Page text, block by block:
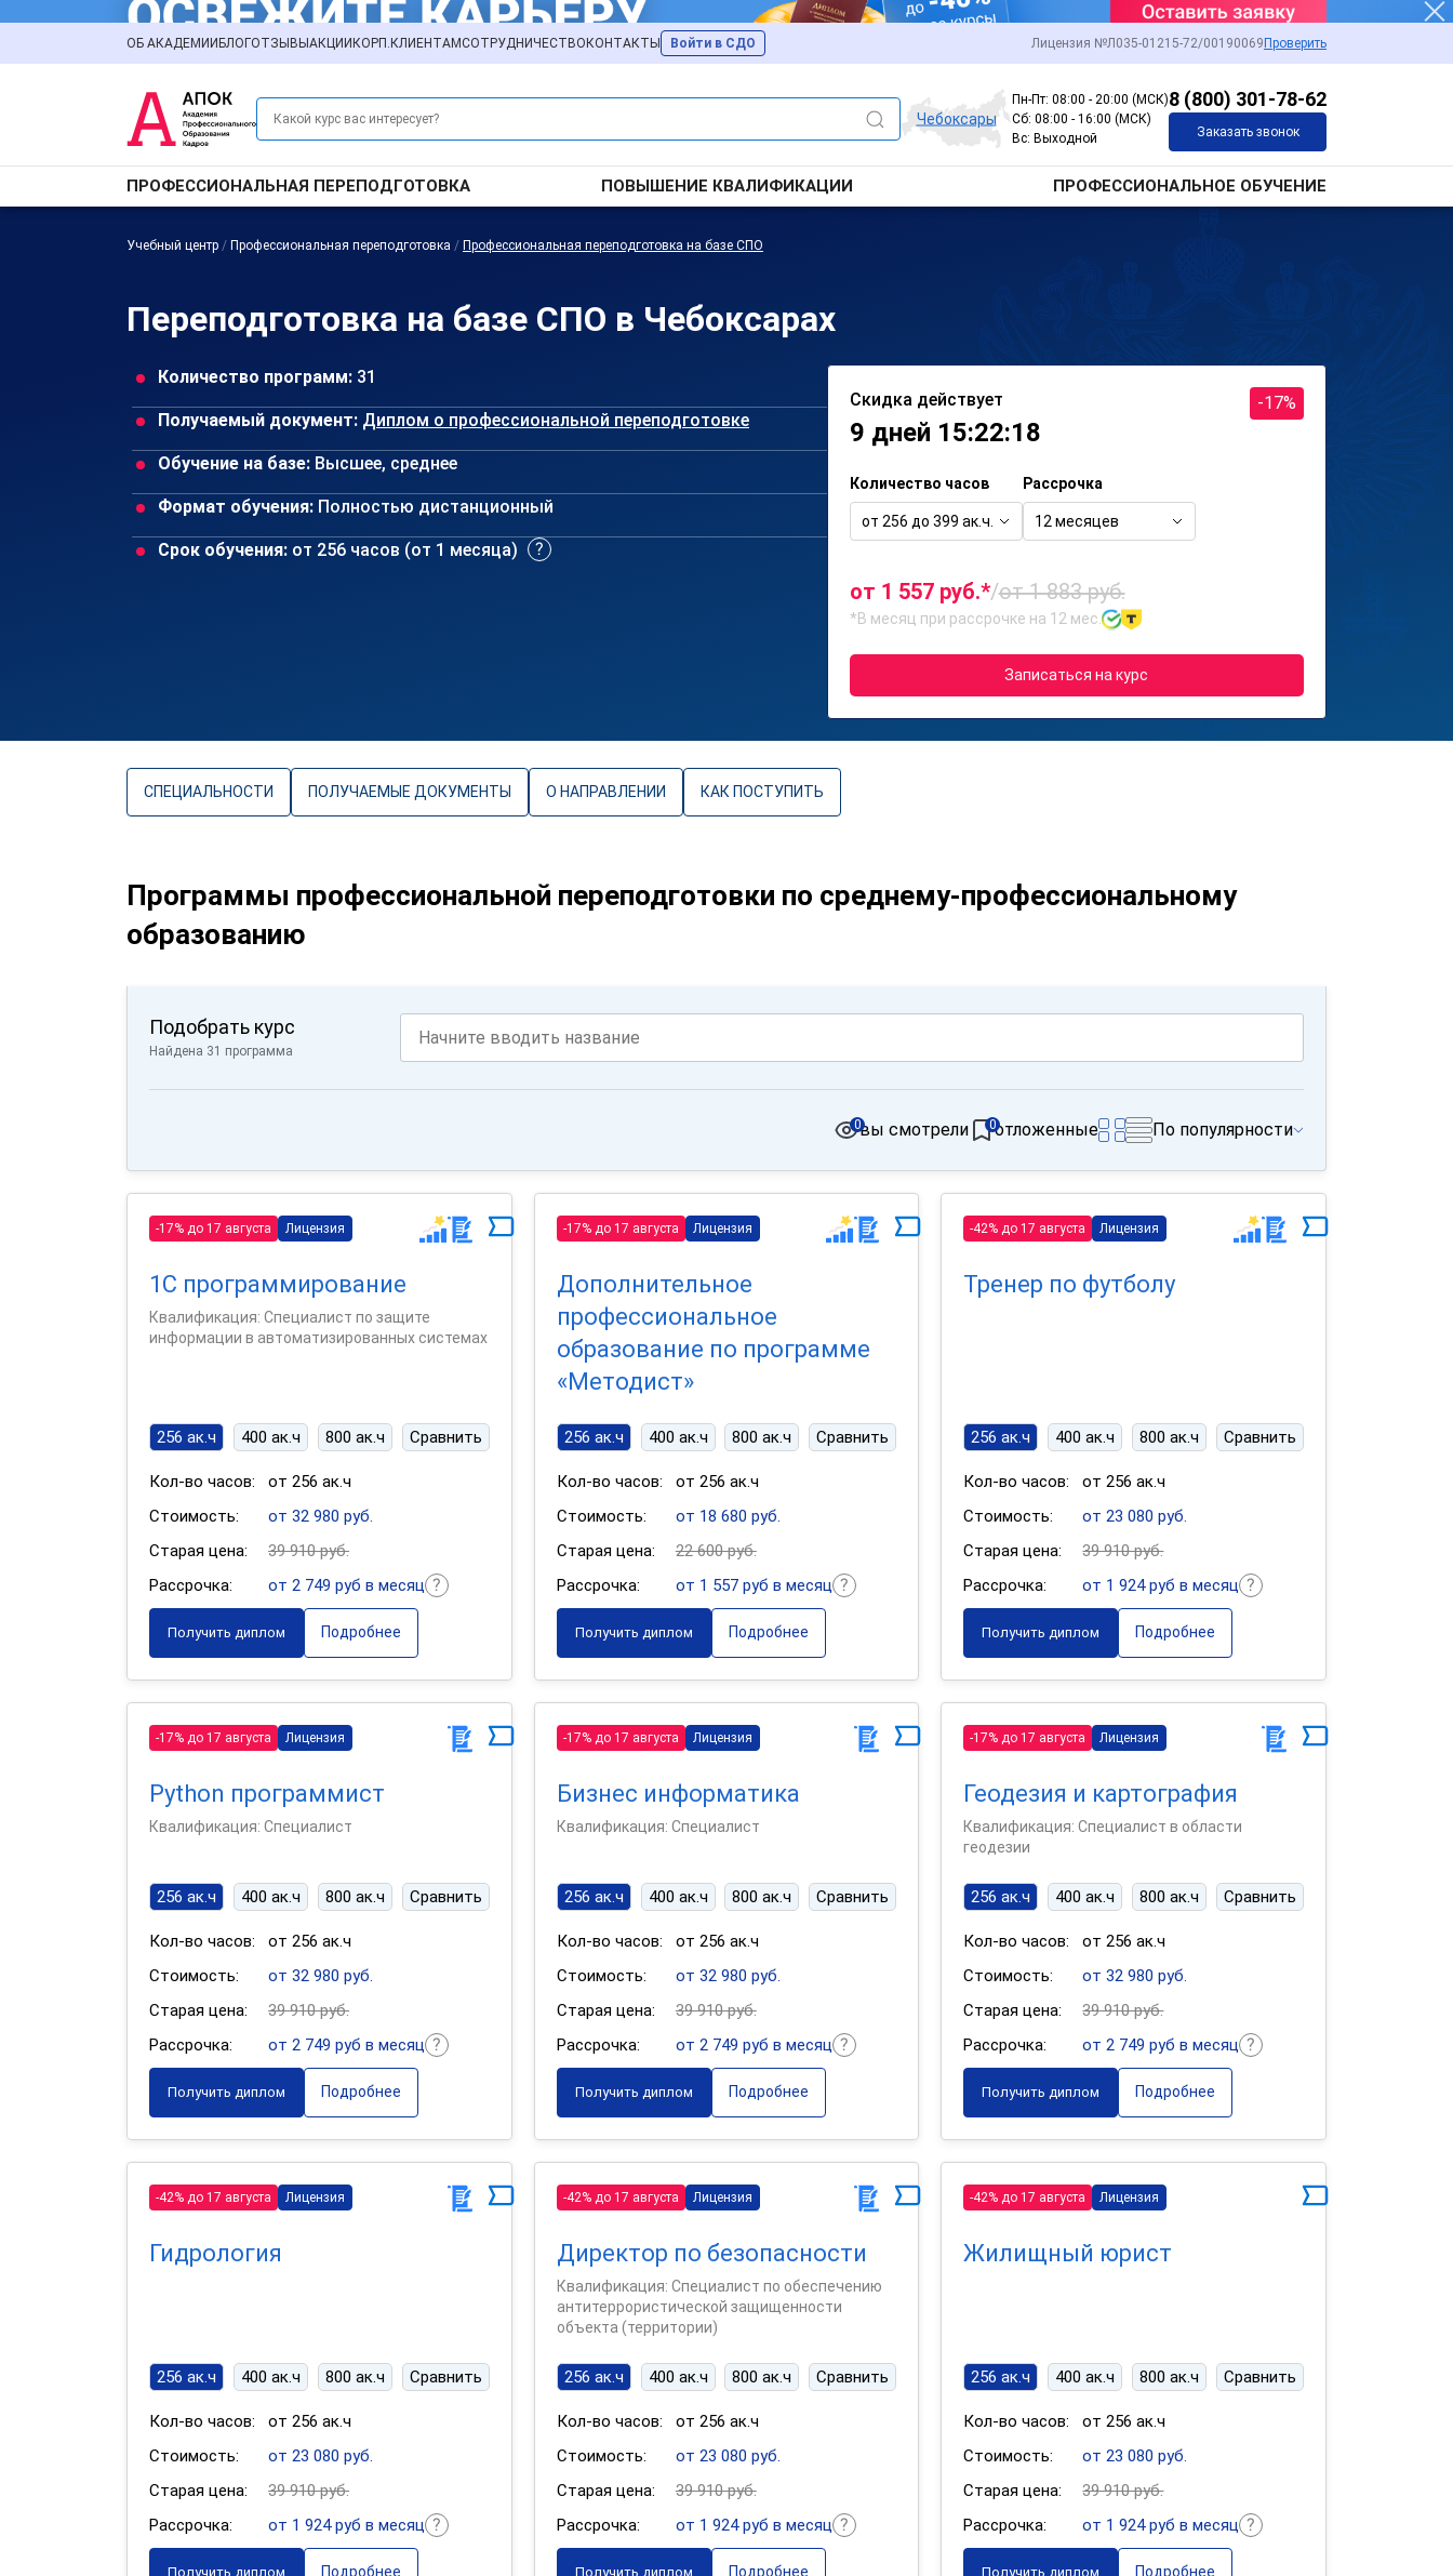
ОБ АКАДЕМИИ БЛОГОТЗЫВЫ АКЦИИ КОРП.КЛИЕНТАМСОТРУДНИЧЕСТВО КОНТАКТЫ Войти в СДО Лицензия №Л035-01215-72/00190069 Проверить
Чебоксары
Пн-Пт: 08:00 - 20:00 (МСК)
Сб: 08:00 - 16:00 (МСК)
Вс: Выходной
8 (800) 301-78-62
Заказать звонок
ПРОФЕССИОНАЛЬНАЯ ПЕРЕПОДГОТОВКА ПОВЫШЕНИЕ КВАЛИФИКАЦИИ ПРОФЕССИОНАЛЬНОЕ ОБУЧЕНИЕ
Учебный центр / Профессиональная переподготовка / Профессиональная переподготовка на базе СПО
Переподготовка на базе СПО в Чебоксарах
Количество программ: 31
Получаемый документ: Диплом о профессиональной переподготовке
Обучение на базе: Высшее, среднее
Формат обучения: Полностью дистанционный
Срок обучения: от 256 часов (от 1 месяца)
Скидка действует
9 дней 15:22:18
-17%
Количество часов
от 256 до 399 ак.ч.
Рассрочка
12 месяцев
от 1 557 руб.*/от 1 883 руб.
*В месяц при рассрочке на 12 мес.
Записаться на курс
СПЕЦИАЛЬНОСТИ ПОЛУЧАЕМЫЕ ДОКУМЕНТЫ О НАПРАВЛЕНИИ КАК ПОСТУПИТЬ
Программы профессиональной переподготовки по среднему-профессиональному
образованию
Подобрать курс
Найдена 31 программа
вы смотрели
0 отложенные
0 По популярности
-17% до 17 августа Лицензия
1С программирование
Квалификация: Специалист по защите
информации в автоматизированных системах
256 ак.ч 400 ак.ч 800 ак.ч Сравнить
Кол-во часов:
от 256 ак.ч
Стоимость:
от 32 980 руб.
Старая цена:
39 910 руб.
Рассрочка:
от 2 749 руб в месяц
Получить диплом Подробнее
-17% до 17 августа Лицензия
Дополнительное
профессиональное
образование по программе
«Методист»
256 ак.ч 400 ак.ч 800 ак.ч Сравнить
Кол-во часов:
от 256 ак.ч
Стоимость:
от 18 680 руб.
Старая цена:
22 600 руб.
Рассрочка:
от 1 557 руб в месяц
Получить диплом Подробнее
-42% до 17 августа Лицензия
Тренер по футболу
256 ак.ч 400 ак.ч 800 ак.ч Сравнить
Кол-во часов:
от 256 ак.ч
Стоимость:
от 23 080 руб.
Старая цена:
39 910 руб.
Рассрочка:
от 1 924 руб в месяц
Получить диплом Подробнее
-17% до 17 августа Лицензия
Python программист
Квалификация: Специалист
256 ак.ч 400 ак.ч 800 ак.ч Сравнить
Кол-во часов:
от 256 ак.ч
Стоимость:
от 32 980 руб.
Старая цена:
39 910 руб.
Рассрочка:
от 2 749 руб в месяц
Получить диплом Подробнее
-17% до 17 августа Лицензия
Бизнес информатика
Квалификация: Специалист
256 ак.ч 400 ак.ч 800 ак.ч Сравнить
Кол-во часов:
от 256 ак.ч
Стоимость:
от 32 980 руб.
Старая цена:
39 910 руб.
Рассрочка:
от 2 749 руб в месяц
Получить диплом Подробнее
-17% до 17 августа Лицензия
Геодезия и картография
Квалификация: Специалист в области
геодезии
256 ак.ч 400 ак.ч 800 ак.ч Сравнить
Кол-во часов:
от 256 ак.ч
Стоимость:
от 32 980 руб.
Старая цена:
39 910 руб.
Рассрочка:
от 2 749 руб в месяц
Получить диплом Подробнее
-42% до 17 августа Лицензия
Гидрология
256 ак.ч 400 ак.ч 800 ак.ч Сравнить
Кол-во часов:
от 256 ак.ч
Стоимость:
от 23 080 руб.
Старая цена:
39 910 руб.
Рассрочка:
от 1 924 руб в месяц
Получить диплом Подробнее
-42% до 17 августа Лицензия
Директор по безопасности
Квалификация: Специалист по обеспечению
антитеррористической защищенности
объекта (территории)
256 ак.ч 400 ак.ч 800 ак.ч Сравнить
Кол-во часов:
от 256 ак.ч
Стоимость:
от 23 080 руб.
Старая цена:
39 910 руб.
Рассрочка:
от 1 924 руб в месяц
Получить диплом Подробнее
-42% до 17 августа Лицензия
Жилищный юрист
256 ак.ч 400 ак.ч 800 ак.ч Сравнить
Кол-во часов:
от 256 ак.ч
Стоимость:
от 23 080 руб.
Старая цена:
39 910 руб.
Рассрочка:
от 1 924 руб в месяц
Получить диплом Подробнее